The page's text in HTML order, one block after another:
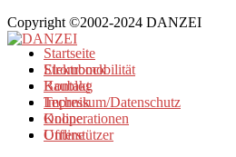
Copyright ©2002-2024 DANZEI
Startseite
Strombock
Kontakt
Impressum/Datenschutz
Kooperationen
Unterstützer
Elektromobilität
Baublog
Technik
Online
Offline